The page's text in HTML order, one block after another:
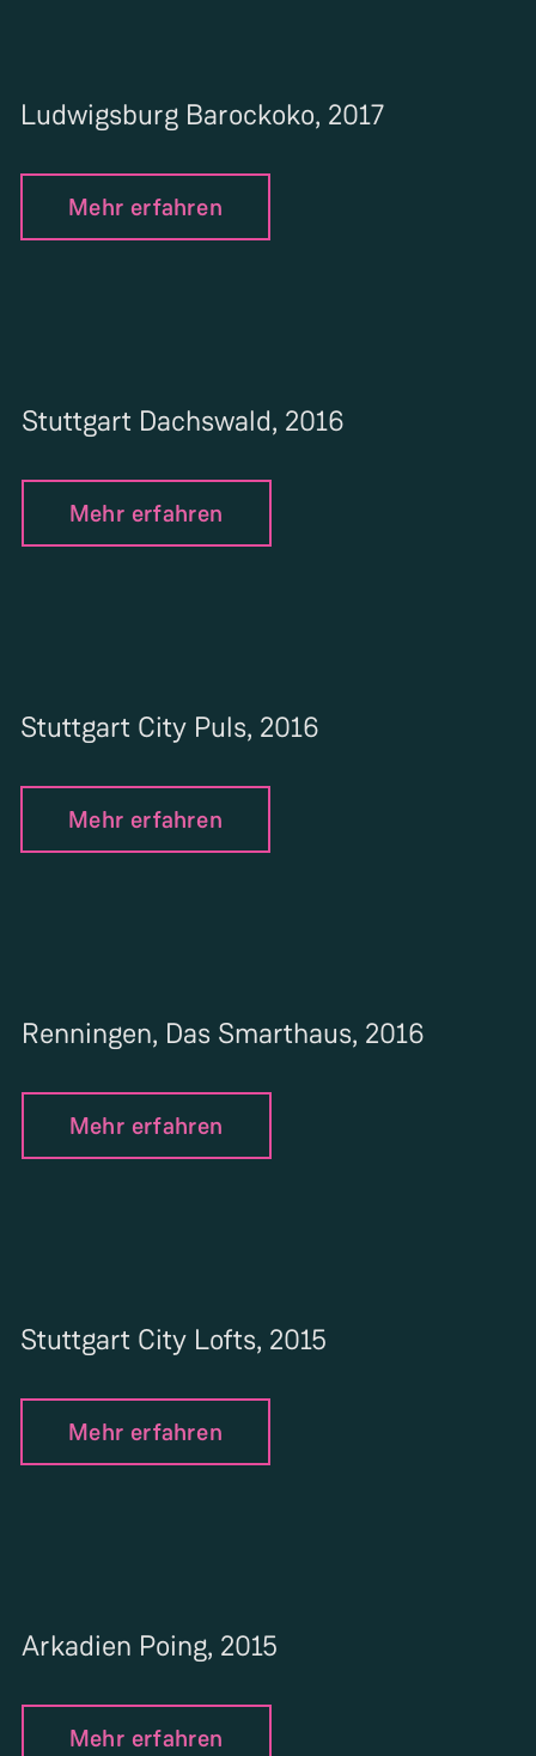
Ludwigsburg Barockoko, 2017
Mehr erfahren
Stuttgart Dachswald, 2016
Mehr erfahren
Stuttgart City Puls, 2016
Mehr erfahren
Renningen, Das Smarthaus, 2016
Mehr erfahren
Stuttgart City Lofts, 2015
Mehr erfahren
Arkadien Poing, 2015
Mehr erfahren